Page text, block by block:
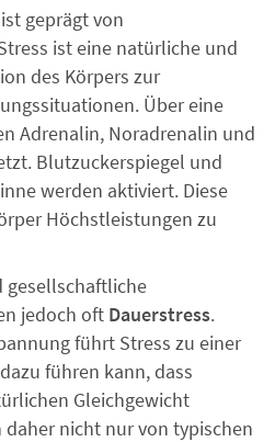
geprägt von
ist eine natürliche und
des Körpers zur
Über eine
Adrenalin, Noradrenalin und
Blutzuckerspiegel und
werden aktiviert. Diese
Höchstleistungen zu
gesellschaftliche
jedoch oft Dauerstress.
führt Stress zu einer
führen kann, dass
Gleichgewicht
daher nicht nur von typischen